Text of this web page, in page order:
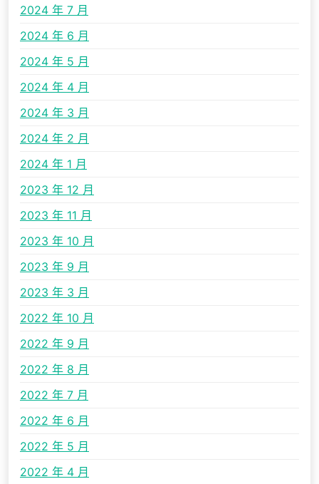
2024 年 7 月
2024 年 6 月
2024 年 5 月
2024 年 4 月
2024 年 3 月
2024 年 2 月
2024 年 1 月
2023 年 12 月
2023 年 11 月
2023 年 10 月
2023 年 9 月
2023 年 3 月
2022 年 10 月
2022 年 9 月
2022 年 8 月
2022 年 7 月
2022 年 6 月
2022 年 5 月
2022 年 4 月